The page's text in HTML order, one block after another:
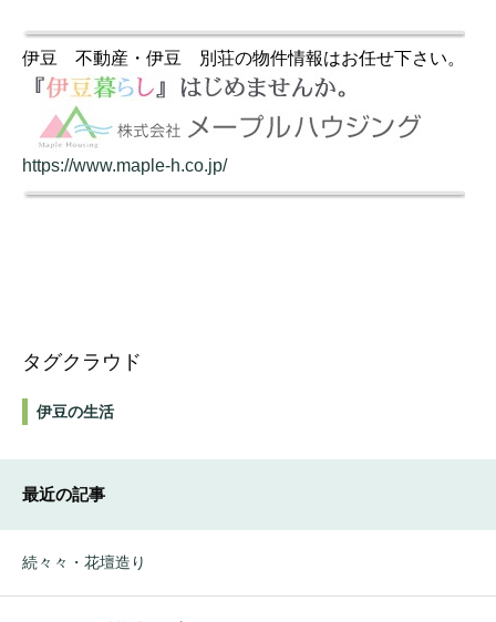
伊豆 不動産・伊豆 別荘の物件情報はお任せ下さい。
https://www.maple-h.co.jp/
タグクラウド
伊豆の生活
最近の記事
続々々・花壇造り